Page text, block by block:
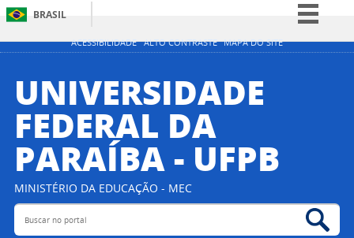
ACESSIBILIDADE ALTO CONTRASTE MAPA DO SITE
BRASIL
Simplifique!
Participe
Acesso à informação
Canais
UNIVERSIDADE
FEDERAL DA
PARAÍBA - UFPB
MINISTÉRIO DA EDUCAÇÃO - MEC
Buscar no portal